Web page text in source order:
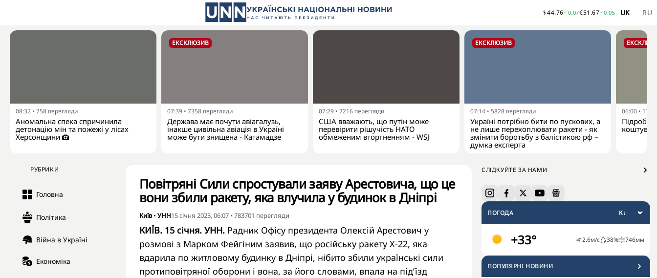
$44.76↑ 0.07€51.67↑ 0.05 UK RU
08:32 • 758 перегляди
Аномальна спека спричинила
детонацію мін та пожежі у лісах
Херсонщини
ЕКСКЛЮЗИВ
07:39 • 7358 перегляди
Держава має почути авіагалузь,
інакше цивільна авіація в Україні
може бути знищена - Катамадзе
07:29 • 7216 перегляди
США вважають, що путін може
перевірити рішучість НАТО
обмеженим вторгненням - WSJ
ЕКСКЛЮЗИВ
07:14 • 5828 перегляди
Україні потрібно бити по пускових, а
не лише перехоплювати ракети - як
змінити боротьбу з балістикою рф –
думка експерта
06:00 •
РУБРИКИ
Головна
Політика
Війна в Україні
Економіка
СЛІДКУЙТЕ ЗА НАМИ
ПОГОДА
+33° 2.6м/с 38% 746мм
ПОПУЛЯРНI НОВИНИ
Повітряні Сили спростували заяву Арестовича, що це
вони збили ракету, яка влучила у будинок в Дніпрі
Київ• УНН15 січня 2023, 06:07 • 783701 перегляди
КИЇВ. 15 січня. УНН. Радник Офісу президента Олексій Арестович у
розмові з Марком Фейгіним заявив, що російську ракету Х-22, яка
вдарила по житловому будинку в Дніпрі, нібито збили українські сили
протиповітряної оборони і вона, за його словами, впала на під’їзд